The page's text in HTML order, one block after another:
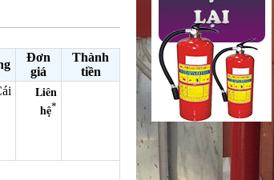
Đơn
giá
Thành
tiền
Liên
hệ*